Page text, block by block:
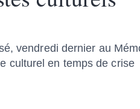
vendredi dernier au
culturel en temps de crise